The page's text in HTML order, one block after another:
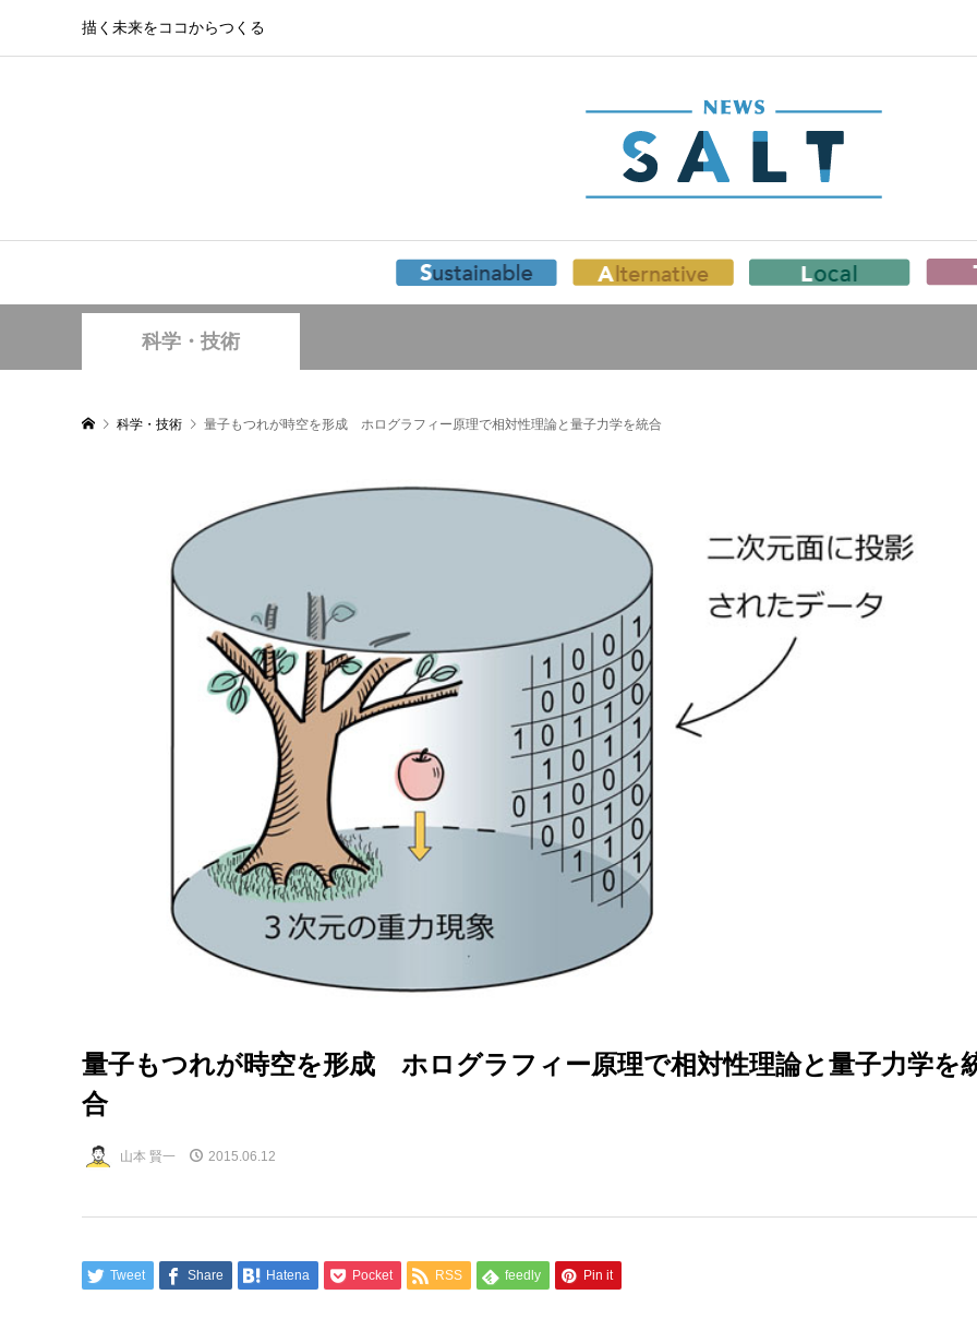
描く未来をココからつくる
科学・技術
科学・技術 量子もつれが時空を形成 ホログラフィー原理で相対性理論と量子力学を統合
量子もつれが時空を形成 ホログラフィー原理で相対性理論と量子力学を
合
山本 賢一 2015.06.12
Tweet Share Hatena Pocket RSS feedly Pin it